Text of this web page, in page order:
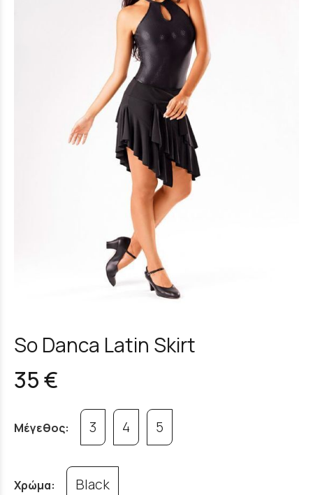
So Danca Latin Skirt
35 €
Μέγεθος: 3 4 5
Χρώμα: Black